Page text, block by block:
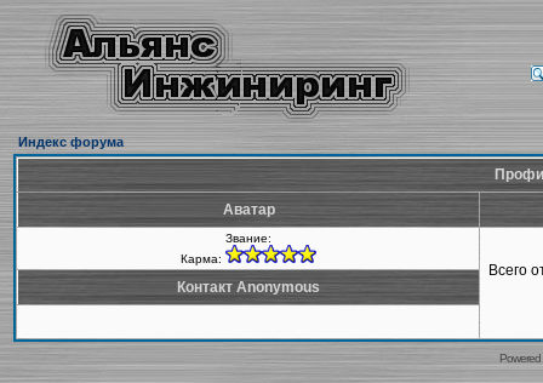
Индекс форума
Аватар
Звание:
Карма:
Всего
Контакт Anonymous